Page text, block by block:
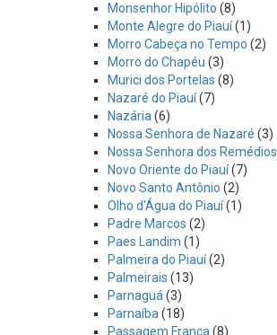
Monsenhor Hipólito (8)
Monte Alegre do Piauí(1)
Morro Cabeça no Tempo (2)
Morro do Chapéu (3)
Murici dos Portelas (8)
Nazaré do Piauí(7)
Nazária (6)
Nossa Senhora de Nazaré (3)
Nossa Senhora dos Remédios
Novo Oriente do Piauí(7)
Novo Santo Antônio (2)
Olho d'Água do Piauí(1)
Padre Marcos (2)
Paes Landim (1)
Palmeira do Piauí(2)
Palmeirais (13)
Parnaguá (3)
Parnaíba (18)
Passagem Franca (8)